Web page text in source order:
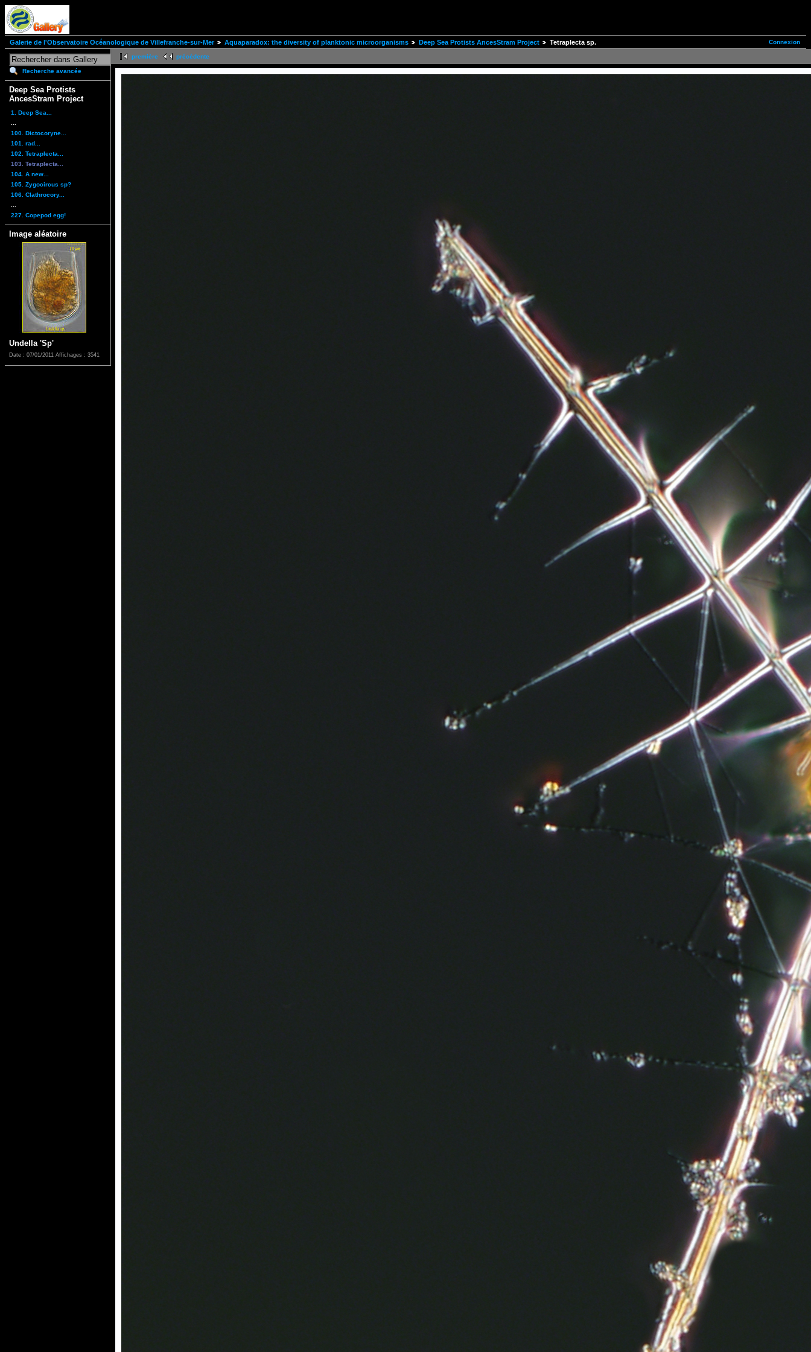
Connexion
Galerie de l'Observatoire Océanologique de Villefranche-sur-Mer Aquaparadox: the diversity of planktonic microorganisms Deep Sea Protists AncesStram Project Tetraplecta sp.
Recherche avancée
Deep Sea Protists
AncesStram Project
1. Deep Sea...
100. Dictocoryne...
101. rad...
102. Tetraplecta...
103. Tetraplecta...
104. A new...
105. Zygocircus sp?
106. Clathrocory...
227. Copepod egg!
Image aléatoire
Undella 'Sp'
Date : 07/01/2011 Affichages : 3541
première précédente